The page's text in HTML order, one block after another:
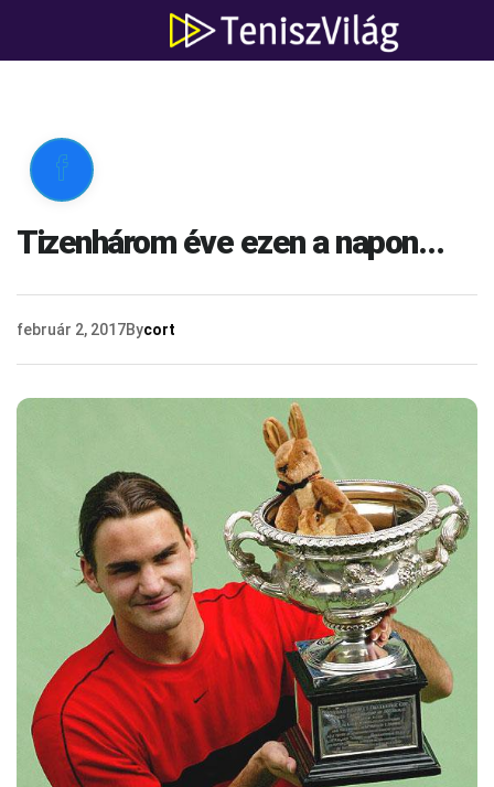

Tizenhárom éve ezen a napon…
február 2, 2017Bycort